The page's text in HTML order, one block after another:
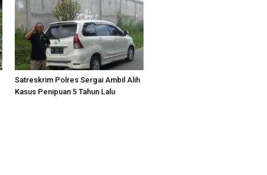
Satreskrim Polres Sergai Ambil Alih
Kasus Penipuan 5 Tahun Lalu